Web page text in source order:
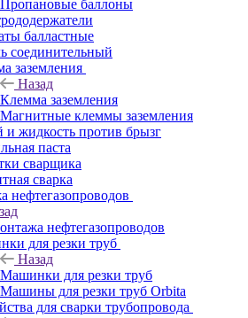
Пропановые баллоны
балластные
соединительный
заземления
Назад
Клемма заземления
Магнитные клеммы заземления
и жидкость против брызг
паста
сварщика
сварка
нефтегазопроводов
нефтегазопроводов
для резки труб
Назад
Машинки для резки труб
Машины для резки труб Orbita
для сварки трубопровода